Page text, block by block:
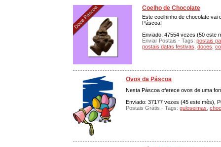
Coelho de Chocolate
Este coelhinho de chocolate vai
Páscoa!
Enviado: 47554 vezes (50 este
Enviar Postais - Tags: postais
postais datas festivas doces
Ovos da Páscoa
Nesta Páscoa oferece ovos de uma
Enviado: 37177 vezes (45 este mês),
Postais Grátis - Tags: guloseimas